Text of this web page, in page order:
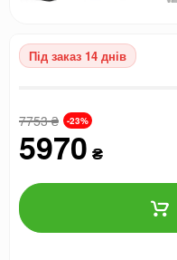
Під заказ 14 днів
7753₴ -23%
5970 ₴